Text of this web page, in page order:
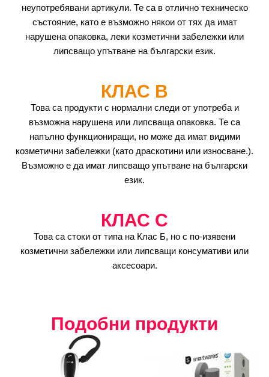
неупотребявани артикули. Те са в отлично техническо
състояние, като е възможно някои от тях да имат
нарушена опаковка, леки козметични забележки или
липсващо упътване на български език.
КЛАС B
Това са продукти с нормални следи от употреба и
възможна нарушена или липсваща опаковка. Те са
напълно функциониращи, но може да имат видими
козметични забележки (като драскотини или износване.).
Възможно е да имат липсващо упътване на български
език.
КЛАС C
Това са стоки от типа на Клас Б, но с по-изявени
козметични забележки или липсващи консумативи или
аксесоари.
Подобни продукти